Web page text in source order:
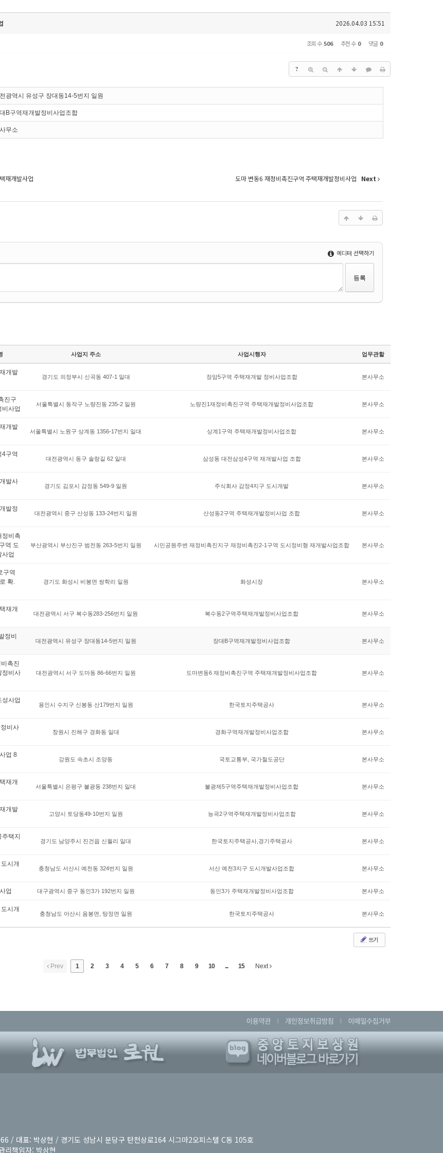
2026.04.03 15:51
조회 수506 추천 수 0 댓글 0
?
광역시 유성구 장대동14-5번지 일원
B구역재개발정비사업조합
무소
재개발사업 도마 변동6 재정비촉진구역 주택재개발정비사업 Next
에디터 선택하기
사업지 주소 사업시행자 업무관할
개발
경기도 의정부시 신곡동 407-1 일대 장암5구역 주택재개발 정비사업조합 본사무소
진구
비사업
서울특별시 동작구 노량진동 235-2 일원 노량진1재정비촉진구역 주택재개발정비사업조합 본사무소
개발
서울특별시 노원구 상계동 1356-17번지 일대 상계1구역 주택재개발정비사업조합 본사무소
4구역
대전광역시 동구 솔랑길 62 일대 삼성동 대전삼성4구역 재개발사업 조합 본사무소
발사
경기도 김포시 감정동 549-9 일원 주식회사 감정4지구 도시개발 본사무소
발정
대전광역시 중구 산성동 133-24번지 일원 산성동2구역 주택재개발정비사업 조합 본사무소
정비촉
역 도
사업
부산광역시 부산진구 범전동 263-5번지 일원 시민공원주변 재정비촉진지구 재정비촉진2-1구역 도시정비형 재개발사업조합 본사무소
구역
확.
경기도 화성시 비봉면 쌍학리 일원 화성시장 본사무소
재개
대전광역시 서구 복수동283-256번지 일원 복수동2구역주택재개발정비사업조합 본사무소
정비
대전광역시 유성구 장대동14-5번지 일원 장대B구역재개발정비사업조합 본사무소
촉진
정비사
대전광역시 서구 도마동 86-66번지 일원 도마변동6 재정비촉진구역 주택재개발정비사업조합 본사무소
성사업
용인시 수지구 신봉동 산179번지 일원 한국토지주택공사 본사무소
비사
창원시 진해구 경화동 일대 경화구역재개발정비사업조합 본사무소
업 8
강원도 속초시 조양동 국토교통부, 국가철도공단 본사무소
재개
서울특별시 은평구 불광동 238번지 일대 불광제5구역주택재개발정비사업조합 본사무소
개발
고양시 토당동49-10번지 일원 능곡2구역주택재개발정비사업조합 본사무소
택지
경기도 남양주시 진건읍 신월리 일대 한국토지주택공사,경기주택공사 본사무소
시개
충청남도 서산시 예천동 324번지 일원 서산 예천3지구 도시개발사업조합 본사무소
업 대구광역시 중구 동인3가 192번지 일원 동인3가 주택재개발정비사업조합 본사무소
시개
충청남도 아산시 음봉면, 탕정면 일원 한국토지주택공사 본사무소
쓰기
Prev 1 2 3 4 5 6 7 8 9 10 ... 15 Next
/ 대표: 박상현 / 경기도 성남시 분당구 탄천상로164 시그마2오피스텔 C동 105호
책임자: 박상현